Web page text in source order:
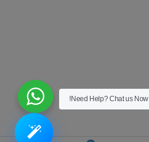
Need Help? Chat us Now!